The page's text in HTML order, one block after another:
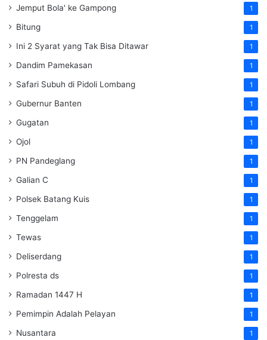
Jemput Bola' ke Gampong 1
Bitung 1
Ini 2 Syarat yang Tak Bisa Ditawar 1
Dandim Pamekasan 1
Safari Subuh di Pidoli Lombang 1
Gubernur Banten 1
Gugatan 1
Ojol 1
PN Pandeglang 1
Galian C 1
Polsek Batang Kuis 1
Tenggelam 1
Tewas 1
Deliserdang 1
Polresta ds 1
Ramadan 1447 H 1
Pemimpin Adalah Pelayan 1
Nusantara 1